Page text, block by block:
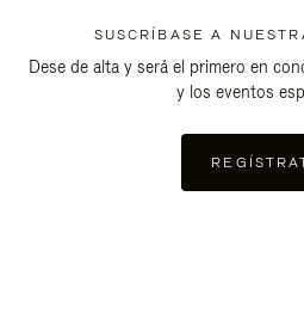
SUSCRÍBASE A
Dese de alta y será el primero en
y los eventos